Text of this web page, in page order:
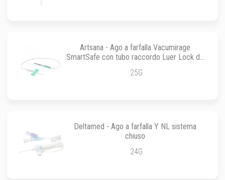
Artsana - Ago a farfalla Vacumirage
SmartSafe con tubo raccordo Luer Lock da
25G
Deltamed - Ago a farfalla Y NL sistema
chiuso
24G